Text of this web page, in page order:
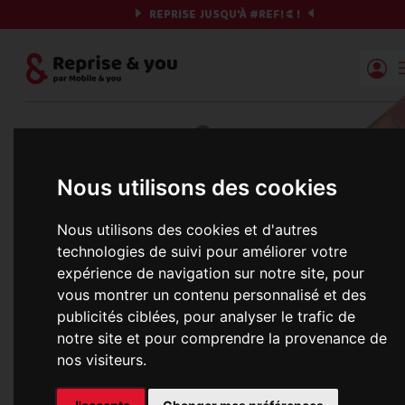
Nous utilisons des cookies
Nous utilisons des cookies et d'autres
technologies de suivi pour améliorer votre
expérience de navigation sur notre site, pour
vous montrer un contenu personnalisé et des
publicités ciblées, pour analyser le trafic de
notre site et pour comprendre la provenance de
nos visiteurs.
REPRISE JUSQU'À #REF!€ !
Reprise | Mobile & you
Préparez votre chrono et vos informations,
c'est parti !
Nous récupérons les meilleures
Une erreur est survenue :